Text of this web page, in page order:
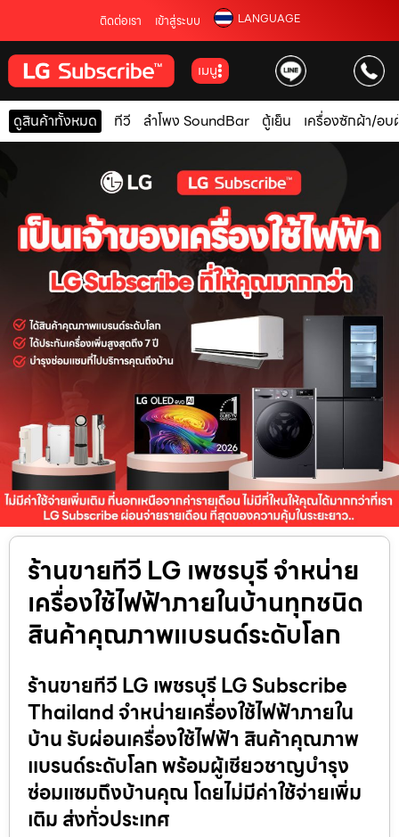
ติดต่อเรา เข้าสู่ระบบ LANGUAGE
เมนู
ดูสินค้าทั้งหมด ทีวี ลำโพง SoundBar ตู้เย็น เครื่องซักผ้า/อบ
ร้านขายทีวี LG เพชรบุรี จำหน่าย
เครื่องใช้ไฟฟ้าภายในบ้านทุกชนิด
สินค้าคุณภาพแบรนด์ระดับโลก
ร้านขายทีวี LG เพชรบุรี LG Subscribe
Thailand จำหน่ายเครื่องใช้ไฟฟ้าภายใน
บ้าน รับผ่อนเครื่องใช้ไฟฟ้า สินค้าคุณภาพ
แบรนด์ระดับโลก พร้อมผู้เชียวชาญบำรุง
ซ่อมแซมถึงบ้านคุณ โดยไม่มีค่าใช้จ่ายเพิ่ม
เติม ส่งทั่วประเทศ